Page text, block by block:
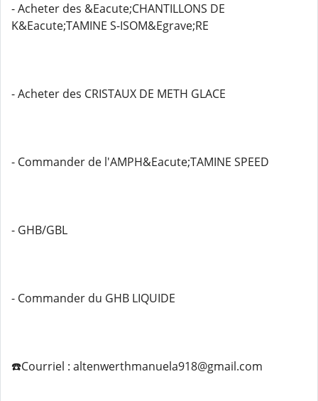
- Acheter des &Eacute;CHANTILLONS DE
K&Eacute;TAMINE S-ISOM&Egrave;RE
- Acheter des CRISTAUX DE METH GLACE
- Commander de l'AMPH&Eacute;TAMINE SPEED
- GHB/GBL
- Commander du GHB LIQUIDE
☎️Courriel : altenwerthmanuela918@gmail.com